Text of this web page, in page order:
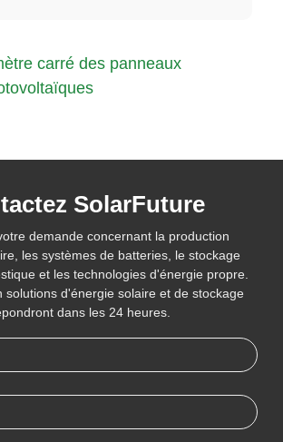
carré des panneaux
SolarFuture
demande concernant la production
les systèmes de batteries, le stockage
et les technologies d'énergie propre.
solutions d'énergie solaire et de stockage
dans les 24 heures.